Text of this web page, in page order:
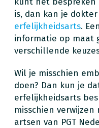
is, dan kan je
erfelijkheidsarts.
informatie op maat
verschillende
Wil je misschien
doen? Dan kun je
erfelijkheidsarts
misschien verwijzen
artsen van PGT